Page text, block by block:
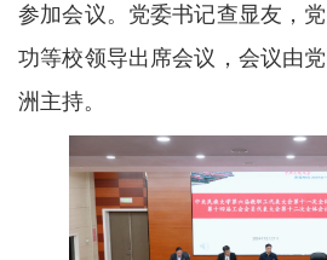
参加会议。党委书记查显友，
功等校领导出席会议，会议由
洲主持。